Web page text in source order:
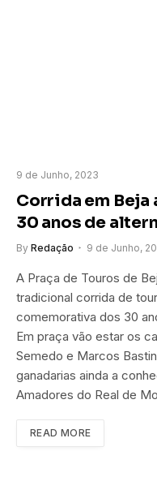
9 de Junho, 2023
Corrida em Beja
30 anos de
By Redação 9 de Junho,
A Praça de Touros de
tradicional corrida de
comemorativa dos 30
Em praça vão estar os
Semedo e Marcos
ganadarias ainda a
Amadores do Real de
READ MORE